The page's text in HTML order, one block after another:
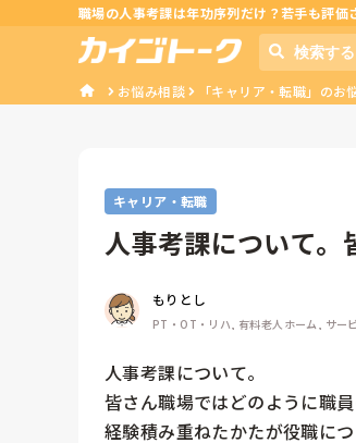
職場の人事考課は年功序列だけ？若手も評価
お悩み相談 「キャリア・転職」のお
キャリア・転職
人事考課について。
もりとし
PT・OT・リハ, 有料老人ホーム, サー
人事考課について。
皆さん職場ではどのように職
経験積み重ねたかたが役職に